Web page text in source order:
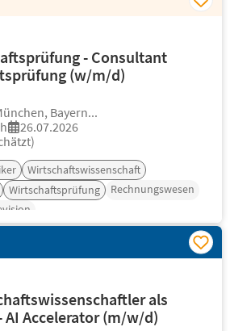
- Consultant
(w/m/d)
Bayern...
26.07.2026
Wirtschaftswissenschaft
Wirtschaftsprüfung
Rechnungswesen
als
Accelerator (m/w/d)